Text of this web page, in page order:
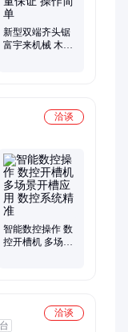
新型双端齐头锯
富宇来机械 木工
洽谈
智能数控操作 数
控开槽机 多场景
洽谈